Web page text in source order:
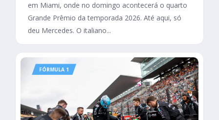
em Miami, onde no domingo acontecerá o quarto
Grande Prêmio da temporada 2026. Até aqui, só
deu Mercedes. O italiano...
FÓRMULA 1